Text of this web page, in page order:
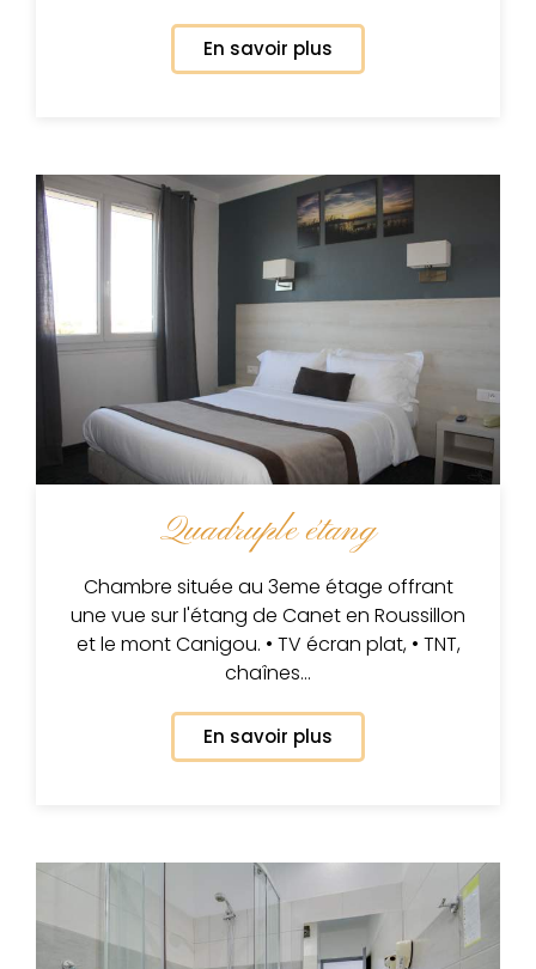
En savoir plus
Quadruple étang
Chambre située au 3eme étage offrant
une vue sur l'étang de Canet en Roussillon
et le mont Canigou. • TV écran plat, • TNT,
chaînes…
En savoir plus